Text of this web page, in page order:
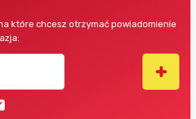
które chcesz otrzymać powiadomienie